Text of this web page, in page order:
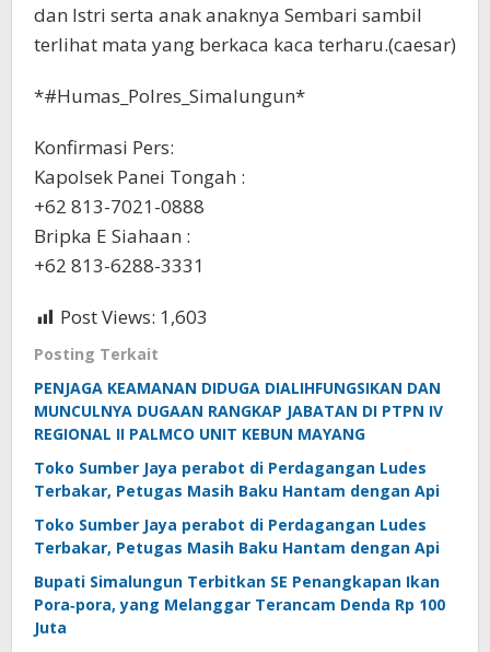
dan Istri serta anak anaknya Sembari sambil
terlihat mata yang berkaca kaca terharu.(caesar)
*#Humas_Polres_Simalungun*
Konfirmasi Pers:
Kapolsek Panei Tongah :
+62 813-7021-0888
Bripka E Siahaan :
+62 813-6288-3331
Post Views: 1,603
Posting Terkait
PENJAGA KEAMANAN DIDUGA DIALIHFUNGSIKAN DAN
MUNCULNYA DUGAAN RANGKAP JABATAN DI PTPN IV
REGIONAL II PALMCO UNIT KEBUN MAYANG
Toko Sumber Jaya perabot di Perdagangan Ludes
Terbakar, Petugas Masih Baku Hantam dengan Api
Toko Sumber Jaya perabot di Perdagangan Ludes
Terbakar, Petugas Masih Baku Hantam dengan Api
Bupati Simalungun Terbitkan SE Penangkapan Ikan
Pora‑pora, yang Melanggar Terancam Denda Rp 100
Juta